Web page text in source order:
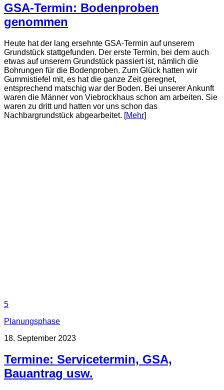
GSA-Termin: Bodenproben
genommen
Heute hat der lang ersehnte GSA-Termin auf unserem
Grundstück stattgefunden. Der erste Termin, bei dem auch
etwas auf unserem Grundstück passiert ist, nämlich die
Bohrungen für die Bodenproben. Zum Glück hatten wir
Gummistiefel mit, es hat die ganze Zeit geregnet,
entsprechend matschig war der Boden. Bei unserer Ankunft
waren die Männer von Viebrockhaus schon am arbeiten. Sie
waren zu dritt und hatten vor uns schon das
Nachbargrundstück abgearbeitet. [Mehr]
5
Planungsphase
18. September 2023
Termine: Servicetermin, GSA,
Bauantrag usw.